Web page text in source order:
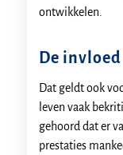
ontwikkelen.
De
Dat geldt ook
leven vaak
gehoord dat er
prestaties